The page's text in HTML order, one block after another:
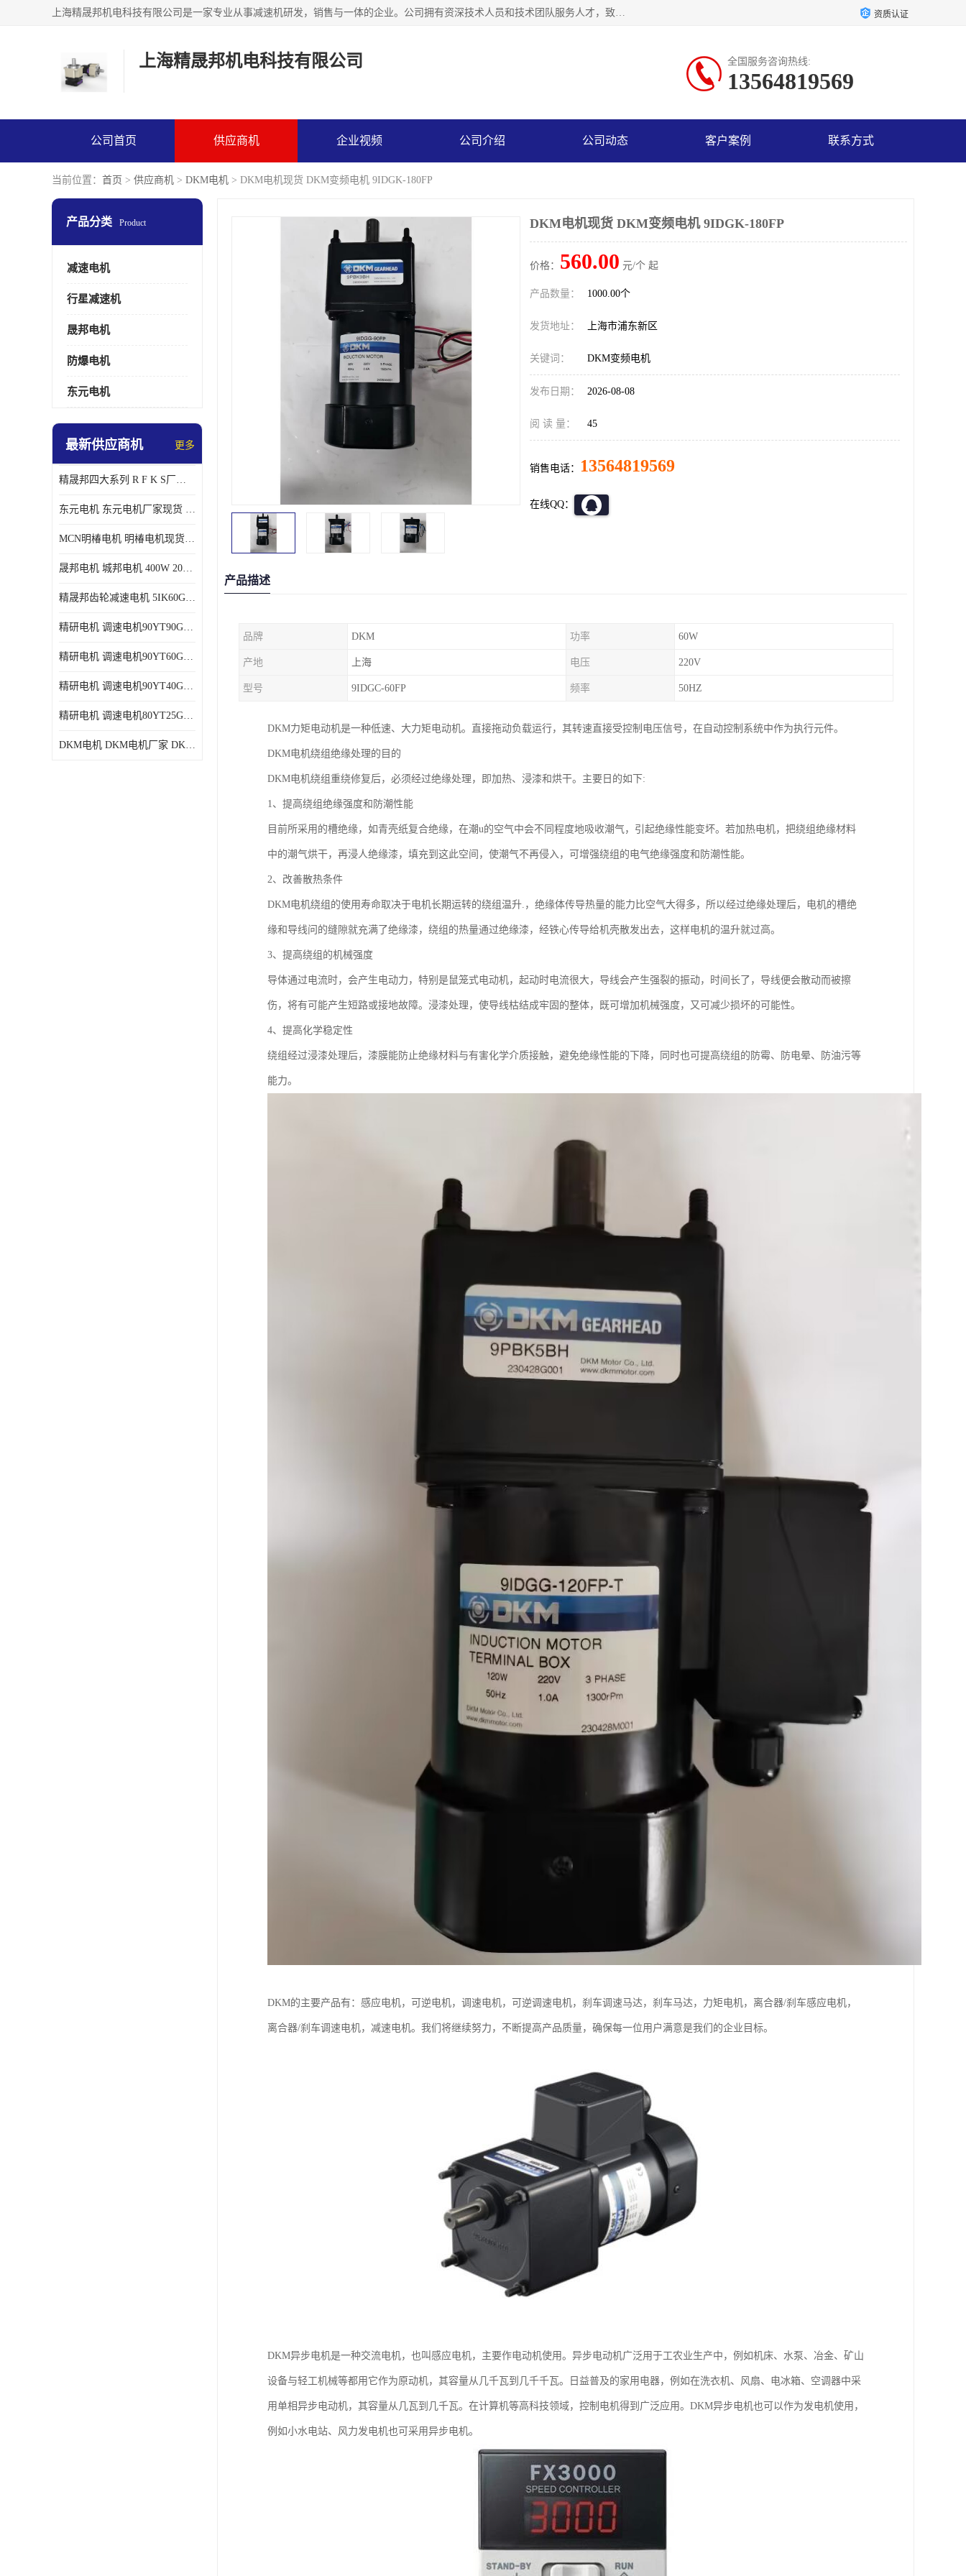
上海精晟邦机电科技有限公司是一家专业从事减速机研发，销售与一体的企业。公司拥有资深技术人员和技术团队服务人才，致力于为广大客户提供专业，细致的产品服务。主营产品有：中型减速电机，微型调速电机，精密行星减速机，蜗轮蜗杆减速机，RFKS四大系列减速机，SKM双曲面齿轮减速机，齿轮减速电机，行星减速机，防爆电机，变频器等系列；产品广泛用于汽车，船舶，能源，环保，包装，物流等领域，欢迎咨询。 资质认证
上海精晟邦机电科技有限公司 全国服务咨询热线:
13564819569
公司首页 供应商机 企业视频 公司介绍 公司动态 客户案例 联系方式
当前位置： 首页 > 供应商机 > DKM电机 > DKM电机现货 DKM变频电机 9IDGK-180FP
产品分类 Product
减速电机
行星减速机
晟邦电机
防爆电机
东元电机
最新供应商机 更多
精晟邦四大系列 R F K S厂家现货 批发价格
东元电机 东元电机厂家现货 东元电机批发价格
MCN明椿电机 明椿电机现货 明椿电机批发价格
晟邦电机 城邦电机 400W 200W 库电机 德大库 臂电机
精晟邦齿轮减速电机 5IK60GU-CF/5IK60RGU-CF调速电机厂家现货批发价格
精研电机 调速电机90YT90GV22厂家现货批发价格
精研电机 调速电机90YT60GV22厂家现货批发价格
精研电机 调速电机90YT40GV22厂家现货批发价格
精研电机 调速电机80YT25GV22厂家现货批发价格
DKM电机 DKM电机厂家 DKM减速机现货批发价格
DKM电机现货 DKM变频电机 9IDGK-180FP
价格： 560.00 元/个 起
产品数量： 1000.00个
发货地址： 上海市浦东新区
关键词： DKM变频电机
发布日期： 2026-08-08
阅 读 量： 45
销售电话： 13564819569
在线QQ：
产品描述
品牌 DKM 功率 60W
产地 上海 电压 220V
型号 9IDGC-60FP 频率 50HZ
DKM力矩电动机是一种低速、大力矩电动机。直接拖动负载运行，其转速直接受控制电压信号，在自动控制系统中作为执行元件。
DKM电机绕组绝缘处理的目的
DKM电机绕组重绕修复后，必须经过绝缘处理，即加热、浸漆和烘干。主要日的如下:
1、提高绕组绝缘强度和防潮性能
目前所采用的槽绝缘，如青壳纸复合绝缘，在潮u的空气中会不同程度地吸收潮气，引起绝缘性能变坏。若加热电机，把绕组绝缘材料
中的潮气烘干，再浸人绝缘漆，填充到这此空间，使潮气不再侵入，可增强绕组的电气绝缘强度和防潮性能。
2、改善散热条件
DKM电机绕组的使用寿命取决于电机长期运转的绕组温升.，绝缘体传导热量的能力比空气大得多，所以经过绝缘处理后，电机的槽绝
缘和导线问的缝隙就充满了绝缘漆，绕组的热量通过绝缘漆，经铁心传导给机壳散发出去，这样电机的温升就过高。
3、提高绕组的机械强度
导体通过电流时，会产生电动力，特别是鼠笼式电动机，起动时电流很大，导线会产生强裂的振动，时间长了，导线便会散动而被擦
伤，将有可能产生短路或接地故障。浸漆处理，使导线枯结成牢固的整体，既可增加机械强度，又可减少损坏的可能性。
4、提高化学稳定性
绕组经过浸漆处理后，漆膜能防止绝缘材料与有害化学介质接触，避免绝缘性能的下降，同时也可提高绕组的防霉、防电晕、防油污等
能力。
DKM的主要产品有：感应电机，可逆电机，调速电机，可逆调速电机，刹车调速马达，刹车马达，力矩电机，离合器/刹车感应电机，
离合器/刹车调速电机，减速电机。我们将继续努力，不断提高产品质量，确保每一位用户满意是我们的企业目标。
DKM异步电机是一种交流电机，也叫感应电机，主要作电动机使用。异步电动机广泛用于工农业生产中，例如机床、水泵、冶金、矿山
设备与轻工机械等都用它作为原动机，其容量从几千瓦到几千千瓦。日益普及的家用电器，例如在洗衣机、风扇、电冰箱、空调器中采
用单相异步电动机，其容量从几瓦到几千瓦。在计算机等高科技领域，控制电机得到广泛应用。DKM异步电机也可以作为发电机使用，
例如小水电站、风力发电机也可采用异步电机。